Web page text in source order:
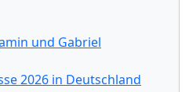
und Gabriel
2026 in Deutschland